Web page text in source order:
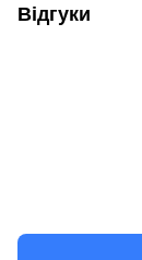
Відгуки